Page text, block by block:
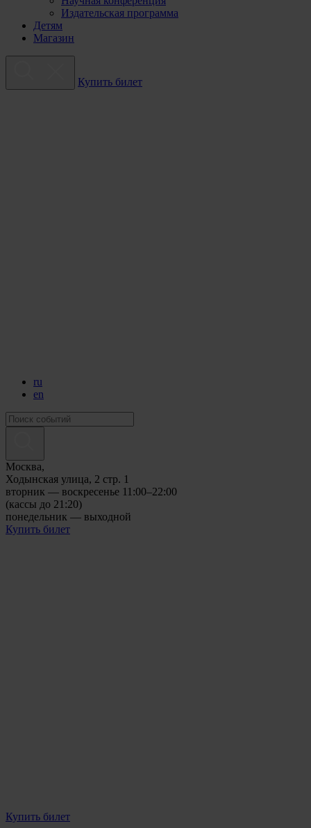
Издательская программа
Детям
Магазин
Купить билет
ru
en
Москва,
Ходынская улица, 2 стр. 1
вторник — воскресенье 11:00–22:00
(кассы до 21:20)
понедельник — выходной
Купить билет
Купить билет